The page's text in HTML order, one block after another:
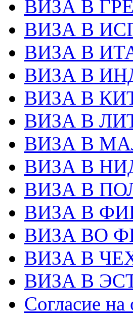
ВИЗА В
ВИЗА В
ВИЗА В
ВИЗА В
ВИЗА В
ВИЗА В
ВИЗА В
ВИЗА В
ВИЗА В
ВИЗА В
ВИЗА ВО
ВИЗА В
ВИЗА В
Согласие